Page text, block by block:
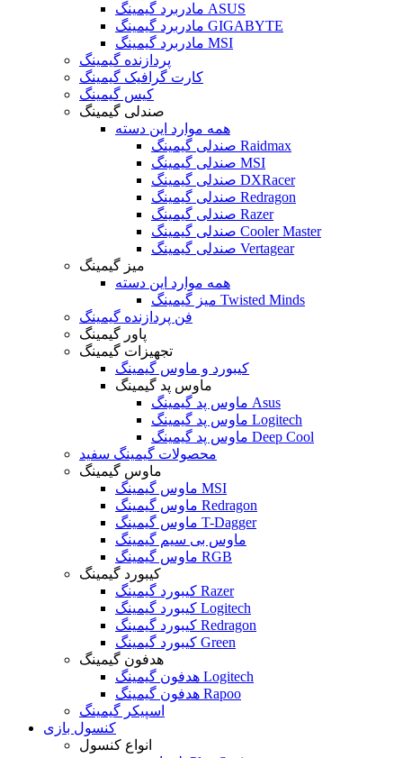
مادربرد گیمینگ ASUS
مادربرد گیمینگ GIGABYTE
مادربرد گیمینگ MSI
پردازنده گیمینگ
کارت گرافیک گیمینگ
کیس گیمینگ
صندلی گیمینگ
همه موارد این دسته
صندلی گیمینگ Raidmax
صندلی گیمینگ MSI
صندلی گیمینگ DXRacer
صندلی گیمینگ Redragon
صندلی گیمینگ Razer
صندلی گیمینگ Cooler Master
صندلی گیمینگ Vertagear
میز گیمینگ
همه موارد این دسته
میز گیمینگ Twisted Minds
فن پردازنده گیمینگ
پاور گیمینگ
تجهیزات گیمینگ
کیبورد و ماوس گیمینگ
ماوس پد گیمینگ
ماوس پد گیمینگ Asus
ماوس پد گیمینگ Logitech
ماوس پد گیمینگ Deep Cool
محصولات گیمینگ سفید
ماوس گیمینگ
ماوس گیمینگ MSI
ماوس گیمینگ Redragon
ماوس گیمینگ T-Dagger
ماوس بی سیم گیمینگ
ماوس گیمینگ RGB
کیبورد گیمینگ
کیبورد گیمینگ Razer
کیبورد گیمینگ Logitech
کیبورد گیمینگ Redragon
کیبورد گیمینگ Green
هدفون گیمینگ
هدفون گیمینگ Logitech
هدفون گیمینگ Rapoo
اسپیکر گیمینگ
کنسول بازی
انواع کنسول